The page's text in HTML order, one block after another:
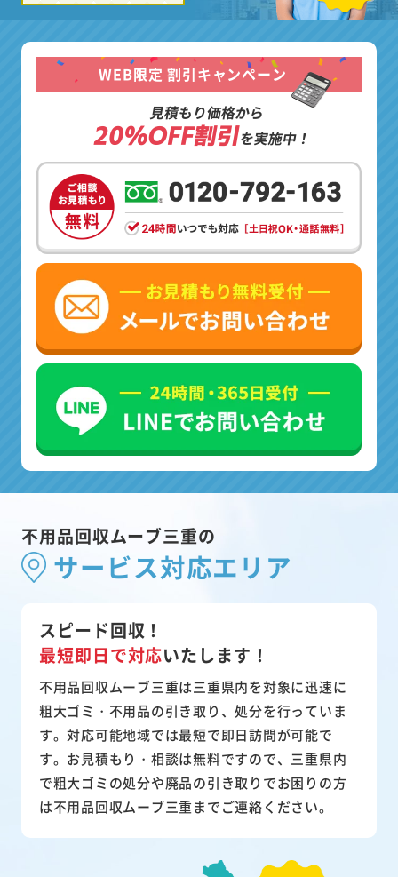
WEB限定 割引キャンペーン
見積もり価格から
20%OFF割引を実施中！
不用品回収ムーブ三重の
サービス対応エリア
スピード回収！
最短即日で対応いたします！
不用品回収ムーブ三重は三重県内を対象に迅速に
粗大ゴミ・不用品の引き取り、処分を行っていま
す。対応可能地域では最短で即日訪問が可能で
す。お見積もり・相談は無料ですので、三重県内
で粗大ゴミの処分や廃品の引き取りでお困りの方
は不用品回収ムーブ三重までご連絡ください。